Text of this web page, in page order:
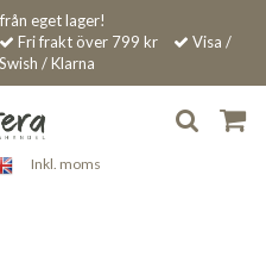
eget lager!
Fri frakt över 799 kr
Visa /
/ Klarna
Inkl. moms